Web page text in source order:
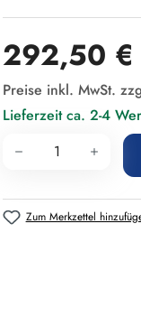
Regulärer Preis:
292,50 €
Preise inkl. MwSt.
Lieferzeit ca. 2-4
Produkt
Zum Merkzettel